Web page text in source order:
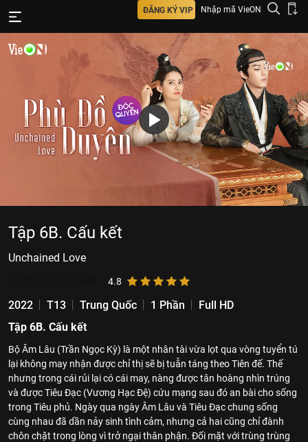
ĐĂNG KÝ VIP Nhập mã VieON
Tập 6B. Cấu kết
Unchained Love
4.8
2022 T13 Trung Quốc 1 Phần
Full HD
Tập 6B. Cấu kết
Bộ Âm Lâu (Trần Ngọc Kỳ) là một nhân tài vừa lọt qua vòng tuyển tú
lại không may nhận được chỉ thị sẽ bị tuẫn táng theo Tiên đế. Thế
nhưng trong cái rủi lại có cái may, nàng được tân hoàng nhìn trúng
và được Tiêu Đạc (Vương Hạc Đệ) cứu mạng sau đó an bài cho sống
trong Tiêu phủ. Ngày qua ngày Âm Lâu và Tiêu Đạc chung sống
cùng nhau đã dần nảy sinh tình cảm, nhưng cả hai cũng chỉ đành
chôn chặt trong lòng vì trở ngại thân phận. Đối mặt với trùng trùng